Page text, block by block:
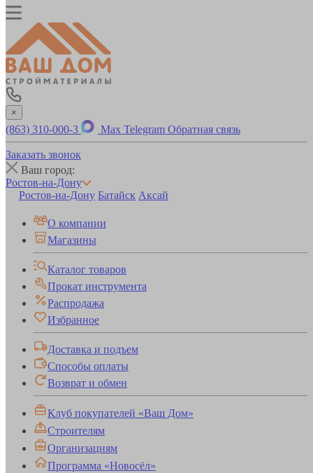
×
(863) 310-000-3 Max Telegram Обратная связь
Заказать звонок
Ваш город:
Ростов-на-Дону
Ростов-на-Дону Батайск Аксай
О компании
Магазины
Каталог товаров
Прокат инструмента
Распродажа
Избранное
Доставка и подъем
Способы оплаты
Возврат и обмен
Клуб покупателей «Ваш Дом»
Строителям
Организациям
Программа «Новосёл»